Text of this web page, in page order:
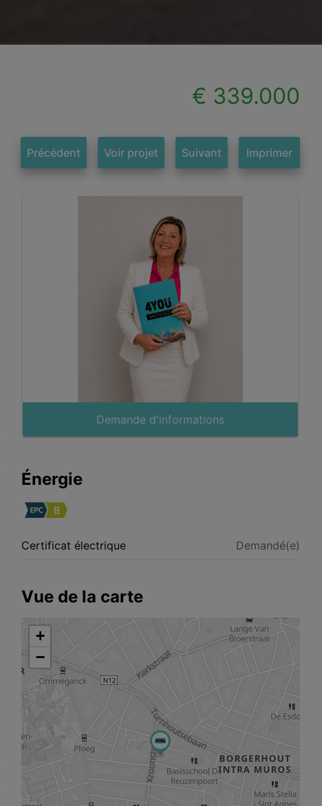
€ 339.000
Précédent Voir projet Suivant Imprimer
Demande d'informations
Énergie
Certificat électrique Demandé(e)
Vue de la carte